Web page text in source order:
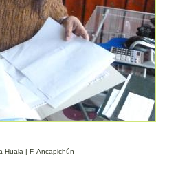
Huala | F. Ancapichún